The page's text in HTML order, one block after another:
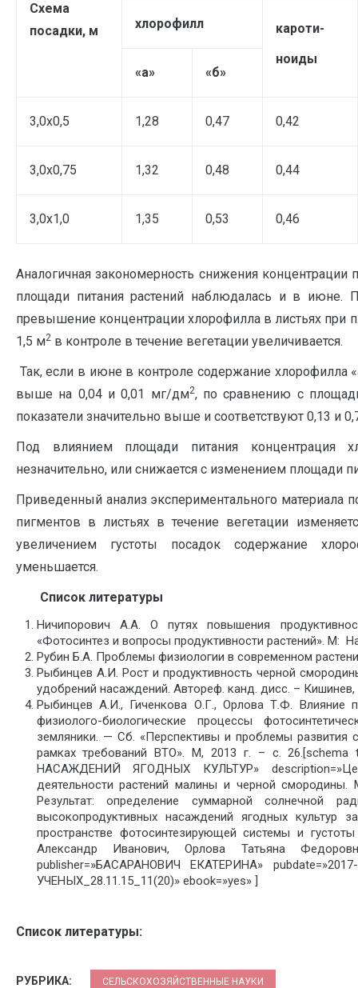
Схема
посадки, м
хлорофилл
кароти-
ноиды
«а»
«б»
3,0х0,5 1,28 0,47 0,42
3,0х0,75 1,32 0,48 0,44
3,0х1,0 1,35 0,53 0,46
Аналогичная закономерность снижения
площади питания растений наблюдалась и в июне.
превышение концентрации хлорофилла в листьях при
1,5 м2 в контроле в течение вегетации увеличивается.
Так, если в июне в контроле содержание хлорофилла
выше на 0,04 и 0,01 мг/дм2, по сравнению с
показатели значительно выше и соответствуют 0,13 и
Под влиянием площади питания концентрация
незначительно, или снижается с изменением площади
Приведенный анализ экспериментального материала
пигментов в листьях в течение вегетации
увеличением густоты посадок содержание
уменьшается.
Список литературы
Ничипорович А.А. О путях повышения
«Фотосинтез и вопросы продуктивности растений». М:
Рубин Б.А. Проблемы физиологии в современном
Рыбинцев А.И. Рост и продуктивность черной
удобрений насаждений. Автореф. канд. дисс. – Кишинев,
Рыбинцев А.И., Гиченкова О.Г., Орлова Т.Ф. Влияние
физиолого-биологические процессы
земляники. — Сб. «Перспективы и проблемы развития
рамках требований ВТО». М, 2013 г. – с.
НАСАЖДЕНИЙ ЯГОДНЫХ КУЛЬТУР»
деятельности растений малины и черной
Результат: определение суммарной солнечной
высокопродуктивных насаждений ягодных культур
пространстве фотосинтезирующей системы и
Александр Иванович, Орлова Татьяна
publisher=»БАСАРАНОВИЧ ЕКАТЕРИНА»
УЧЕНЫХ_28.11.15_11(20)» ebook=»yes» ]
Список литературы:
РУБРИКА: СЕЛЬСКОХОЗЯЙСТВЕННЫЕ НАУКИ